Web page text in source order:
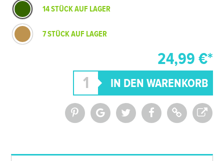
14 STÜCK AUF LAGER
7 STÜCK AUF LAGER
24,99 €*